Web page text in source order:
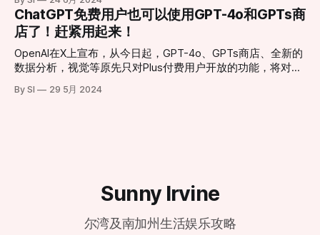
Midnight等垂直起降飞机使用的站点。Archer的CEO Adam
Goldstein 表示：“在未来四年内即将到来的全球性活动之前，
使Midnight成为全球关注的焦点。” Midnight是Archer设计的四
座电动飞机，速度可达150英里/小时，能够在20-50英里的距
离内连续飞行，具有极低的噪音和高安全性，预计将
目前两名宇航员依然待在国际空间站中，归期未定。 在6月初
的测试中，Starliner在发射前几分钟自动中止了发射，原因是
地面启动序列出现了问题。尽管这个问题后来得到了处理，但
在随后的测试却发现推进系统中存在氦气泄漏。 这让人们对
波音载人航天技术感到怀疑。该航天器的载人测试自 2019 年
以来已进行过两次无载人试飞，其 28 个机动推进器出现了 5
次故障，用于给这些推进器加压的氦气发生了 5 次泄漏，推进
加航空的波音737 MAX在飞行中
ChatGPT免费用户也可以使用GPT-4o和GPTs商
店了！赶紧用起来！
OpenAI在X上宣布，从今日起，GPT-4o、GPTs商店、全新的
数据分析，视觉等原先只对Plus付费用户开放的功能，将对
new flagship model, GPT-4o, and features like browse,
By SI 29 5月 2024
Sunny Irvine
尔湾及南加州生活娱乐攻略